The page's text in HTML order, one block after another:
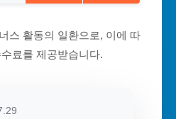
스 활동의 일환으로, 이에 따
료를 제공받습니다.